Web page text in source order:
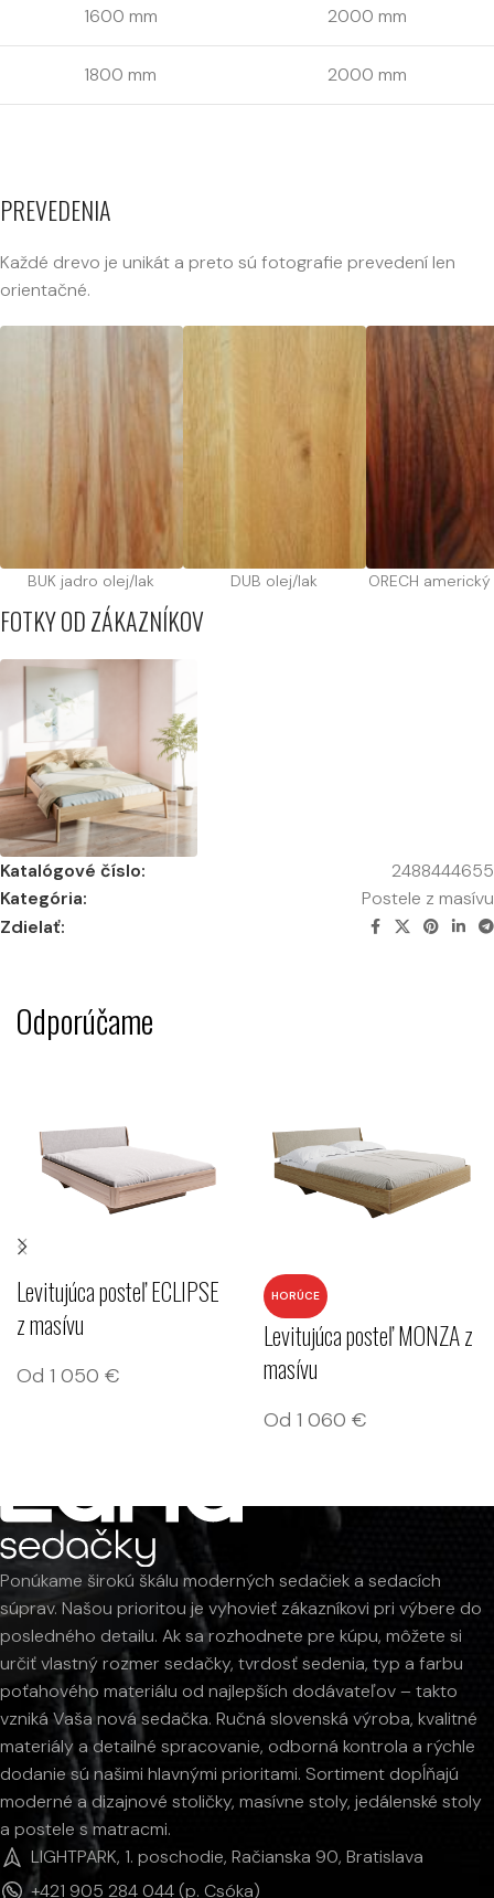
1600 mm 2000 mm
1800 mm 2000 mm
PREVEDENIA
Každé drevo je unikát a preto sú fotografie prevedení len
orientačné.
BUK jadro olej/lak DUB olej/lak ORECH
FOTKY OD ZÁKAZNÍKOV
Katalógové číslo:
2488444655
Kategória:
Postele z masívu
Zdielať:
Odporúčame
Levitujúca posteľ ECLIPSE
z masívu
Od 1 050 €
HORÚCE
Levitujúca posteľ MONZA z
masívu
Od 1 060 €
Ponúkame širokú škálu moderných sedačiek a sedacích
súprav. Našou prioritou je vyhovieť zákazníkovi pri výbere do
posledného detailu. Ak sa rozhodnete pre kúpu, môžete si
určiť vlastný rozmer sedačky, tvrdosť sedenia, typ a farbu
poťahového materiálu od najlepších dodávateľov – takto
vzniká Vaša nová sedačka. Ručná slovenská výroba, kvalitné
materiály a detailné spracovanie, odborná kontrola a rýchle
dodanie sú našimi hlavnými prioritami. Sortiment dopĺňajú
moderné a dizajnové stoličky, masívne stoly, jedálenské stoly
a postele s matracmi.
LIGHTPARK, 1. poschodie, Račianska 90, Bratislava
+421 905 284 044 (p. Csóka)